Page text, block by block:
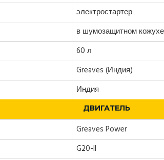
электростартер
в шумозащитном кожухе
60 л
Greaves (Индия)
Индия
ДВИГАТЕЛЬ
Greaves Power
G20-II